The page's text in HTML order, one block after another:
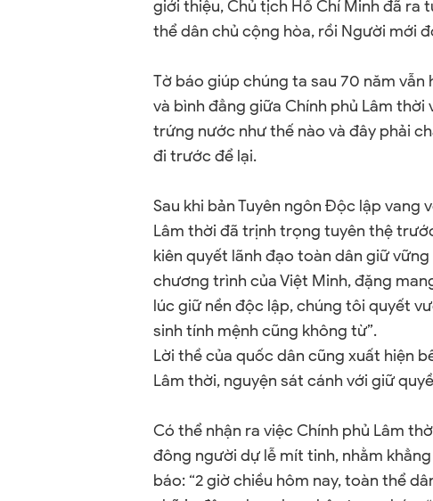
giới thiệu, Chủ tịch Hồ Chí Minh đã ra
thể dân chủ cộng hòa, rồi Người mới
Tờ báo giúp chúng ta sau 70 năm
và bình đẳng giữa Chính phủ Lâm
trứng nước như thế nào và đây phải
đi trước để lại.
Sau khi bản Tuyên ngôn Độc lập
Lâm thời đã trịnh trọng tuyên thệ
kiên quyết lãnh đạo toàn dân giữ
chương trình của Việt Minh, đặng
lúc giữ nền độc lập, chúng tôi quyết
sinh tính mệnh cũng không từ”.
Lời thề của quốc dân cũng xuất hiện
Lâm thời, nguyện sát cánh với giữ
Có thể nhận ra việc Chính phủ Lâm
đông người dự lễ mít tinh, nhằm
báo: “2 giờ chiều hôm nay, toàn thể